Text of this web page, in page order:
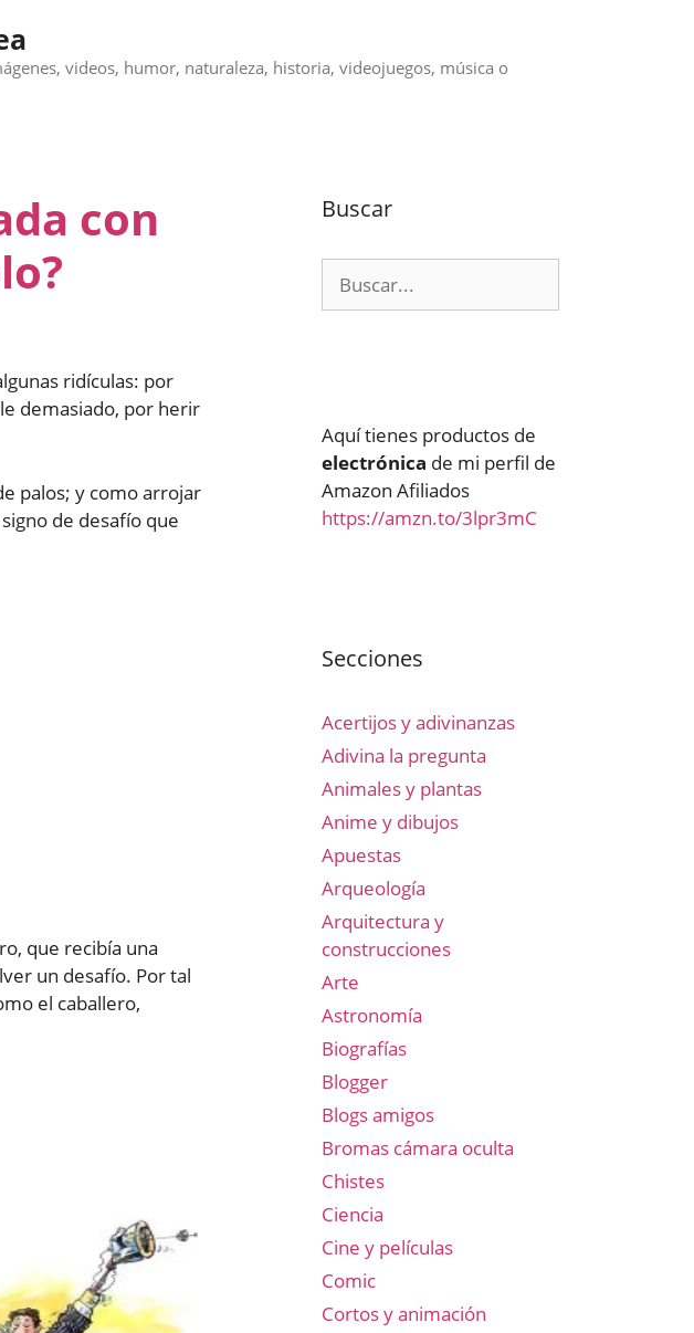
videos, humor, naturaleza, historia, videojuegos, música o
con
ridículas: por
demasiado, por herir
palos; y como arrojar
de desafío que
que recibía una
un desafío. Por tal
el caballero,
Buscar
Aquí tienes productos de
electrónica de mi perfil de
Amazon Afiliados
https://amzn.to/3lpr3mC
Secciones
Acertijos y adivinanzas
Adivina la pregunta
Animales y plantas
Anime y dibujos
Apuestas
Arqueología
Arquitectura y
construcciones
Arte
Astronomía
Biografías
Blogger
Blogs amigos
Bromas cámara oculta
Chistes
Ciencia
Cine y películas
Comic
Cortos y animación